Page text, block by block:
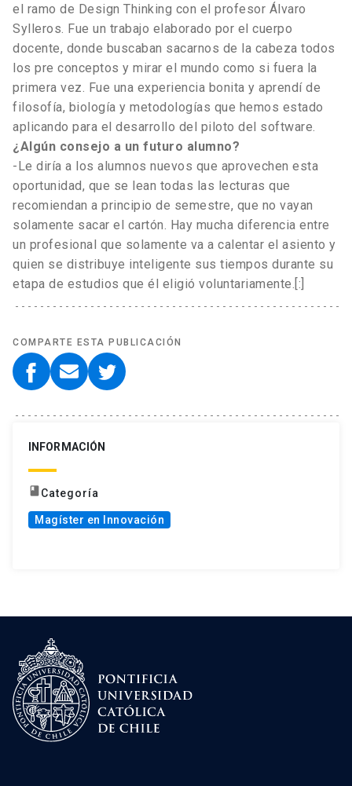
el ramo de Design Thinking con el profesor Álvaro
Sylleros. Fue un trabajo elaborado por el cuerpo
docente, donde buscaban sacarnos de la cabeza todos
los pre conceptos y mirar el mundo como si fuera la
primera vez. Fue una experiencia bonita y aprendí de
filosofía, biología y metodologías que hemos estado
aplicando para el desarrollo del piloto del software.
¿Algún consejo a un futuro alumno?
-Le diría a los alumnos nuevos que aprovechen esta
oportunidad, que se lean todas las lecturas que
recomiendan a principio de semestre, que no vayan
solamente sacar el cartón. Hay mucha diferencia entre
un profesional que solamente va a calentar el asiento y
quien se distribuye inteligente sus tiempos durante su
etapa de estudios que él eligió voluntariamente.[:]
COMPARTE ESTA PUBLICACIÓN
INFORMACIÓN
book Categoría
Magíster en Innovación